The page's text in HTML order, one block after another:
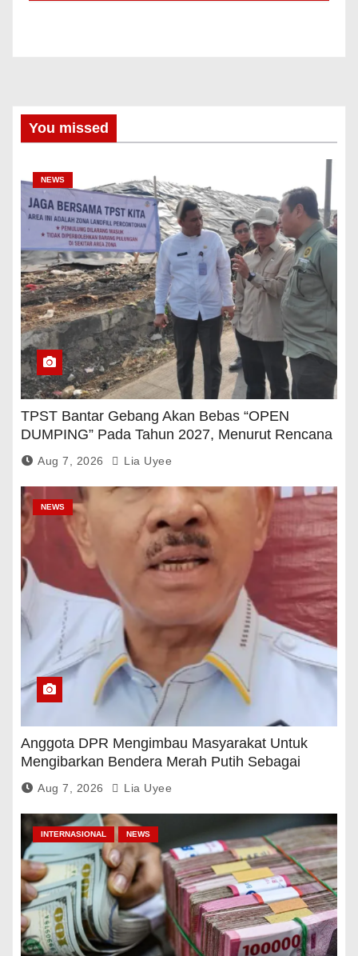
You missed
NEWS
TPST Bantar Gebang Akan Bebas “OPEN
DUMPING” Pada Tahun 2027, Menurut Rencana
Pemerintah
Aug 7, 2026 Lia Uyee
NEWS
Anggota DPR Mengimbau Masyarakat Untuk
Mengibarkan Bendera Merah Putih Sebagai
Tanda Rasa Terima Kasih
Aug 7, 2026 Lia Uyee
INTERNASIONAL NEWS